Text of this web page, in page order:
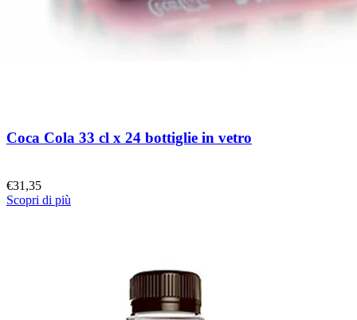
Coca Cola 33 cl x 24 bottiglie in vetro
€31,35
Scopri di più